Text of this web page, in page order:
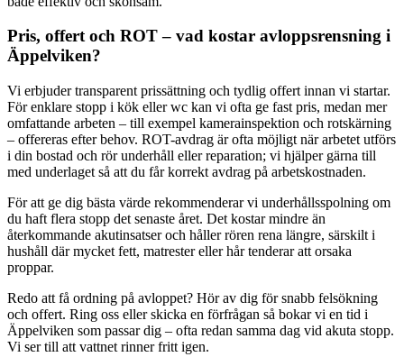
Pris, offert och ROT – vad kostar avloppsrensning i
Äppelviken?
Vi erbjuder transparent prissättning och tydlig offert innan vi startar.
För enklare stopp i kök eller wc kan vi ofta ge fast pris, medan mer
omfattande arbeten – till exempel kamerainspektion och rotskärning
– offereras efter behov. ROT-avdrag är ofta möjligt när arbetet utförs
i din bostad och rör underhåll eller reparation; vi hjälper gärna till
med underlaget så att du får korrekt avdrag på arbetskostnaden.
För att ge dig bästa värde rekommenderar vi underhållsspolning om
du haft flera stopp det senaste året. Det kostar mindre än
återkommande akutinsatser och håller rören rena längre, särskilt i
hushåll där mycket fett, matrester eller hår tenderar att orsaka
proppar.
Redo att få ordning på avloppet? Hör av dig för snabb felsökning
och offert. Ring oss eller skicka en förfrågan så bokar vi en tid i
Äppelviken som passar dig – ofta redan samma dag vid akuta stopp.
Vi ser till att vattnet rinner fritt igen.